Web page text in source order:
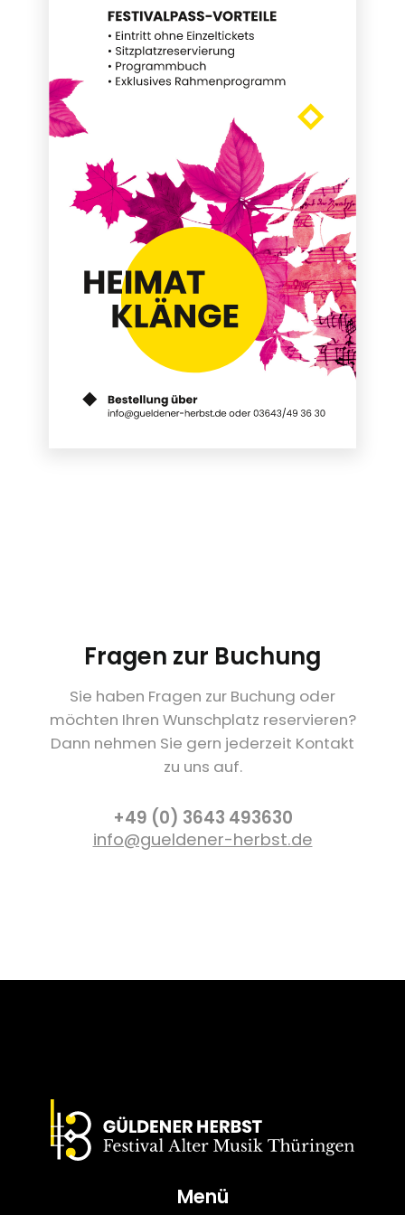
Fragen zur Buchung
Sie haben Fragen zur Buchung oder
möchten Ihren Wunschplatz reservieren?
Dann nehmen Sie gern jederzeit Kontakt
zu uns auf.
+49 (0) 3643 493630
info@gueldener-herbst.de
Menü